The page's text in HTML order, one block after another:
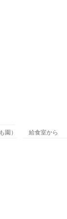
園） 給食室から